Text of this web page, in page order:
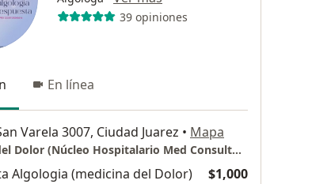
39 opiniones
En línea
Varela 3007, Ciudad Juarez • Mapa
Clínica del Dolor (Núcleo Hospitalario Med Consultorio # 4)
Algologia (medicina del Dolor) $1,000